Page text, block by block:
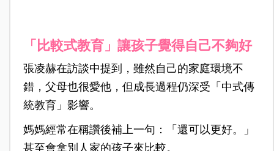
「比較式教育」讓孩子覺得自己不夠好
張凌赫在訪談中提到，雖然自己的家庭環境不
錯，父母也很愛他，但成長過程仍深受「中式傳
統教育」影響。
媽媽經常在稱讚後補上一句：「還可以更好。」
甚至會拿別人家的孩子來比較。